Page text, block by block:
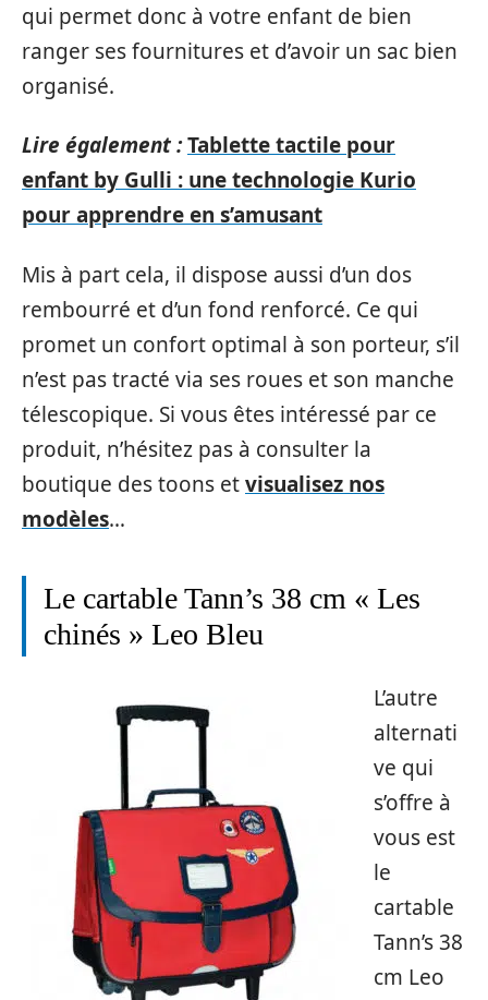
qui permet donc à votre enfant de bien
ranger ses fournitures et d’avoir un sac bien
organisé.
Lire également :Tablette tactile pour
enfant by Gulli : une technologie Kurio
pour apprendre en s’amusant
Mis à part cela, il dispose aussi d’un dos
rembourré et d’un fond renforcé. Ce qui
promet un confort optimal à son porteur, s’il
n’est pas tracté via ses roues et son manche
télescopique. Si vous êtes intéressé par ce
produit, n’hésitez pas à consulter la
boutique des toons etvisualisez nos
modèles…
Le cartable Tann’s 38 cm « Les
chinés » Leo Bleu
L’autre
alternati
ve qui
s’offre à
vous est
le
cartable
Tann’s 38
cm Leo